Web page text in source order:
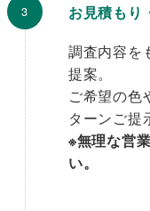
お見積もり
調査内容を
提案。
ご希望の色
ターンご提
※無理な営
い。